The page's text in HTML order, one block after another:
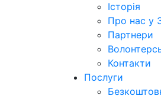
Історія
Про нас у
Партнери
Контакти
Послуги